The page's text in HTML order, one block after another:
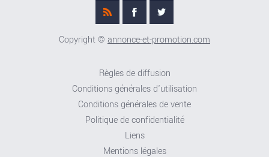
Copyright © annonce-et-promotion.com
Règles de diffusion
Conditions générales d'utilisation
Conditions générales de vente
Politique de confidentialité
Liens
Mentions légales